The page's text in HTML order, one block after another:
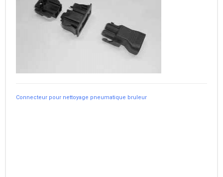
Connecteur pour nettoyage pneumatique bruleur